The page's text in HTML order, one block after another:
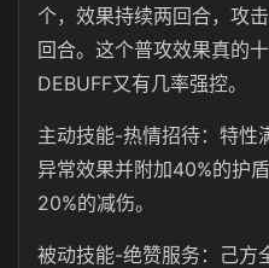
个，效果持续两回合，攻
回合。这个普攻效果真的
DEBUFF又有几率强控。
主动技能-热情招待：特性
异常效果并附加40%的护
20%的减伤。
被动技能-绝赞服务：己方